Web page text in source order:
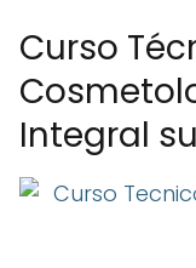
Curso
Integral